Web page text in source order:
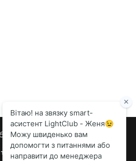
112 92 44 099 686 90 80
інформація